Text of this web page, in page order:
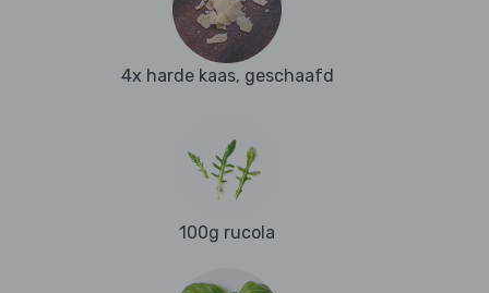
4x harde kaas, geschaafd
100g rucola